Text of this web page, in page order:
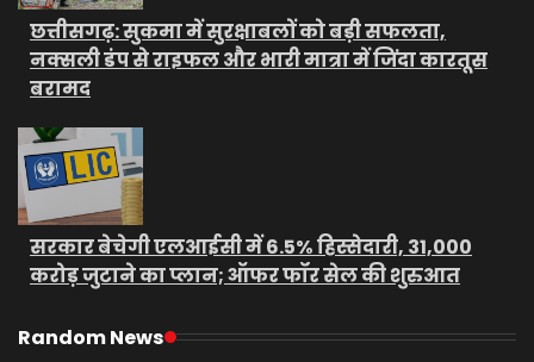
छत्तीसगढ़: सुकमा में सुरक्षाबलों को बड़ी सफलता,
नक्सली डंप से राइफल और भारी मात्रा में जिंदा कारतूस
बरामद
सरकार बेचेगी एलआईसी में 6.5% हिस्सेदारी, 31,000
करोड़ जुटाने का प्लान; ऑफर फॉर सेल की शुरुआत
Random News